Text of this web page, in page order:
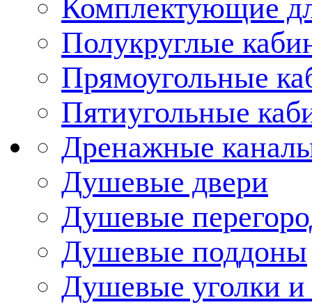
Комплектующие
Полукруглые
Прямоугольные
Пятиугольные
Дренажные
Душевые двери
Душевые
Душевые поддоны
Душевые уголки и